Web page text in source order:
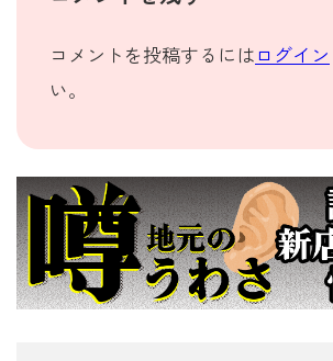
コメントを投稿するには ログイン
い。